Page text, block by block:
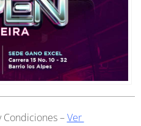
Condiciones –Ver